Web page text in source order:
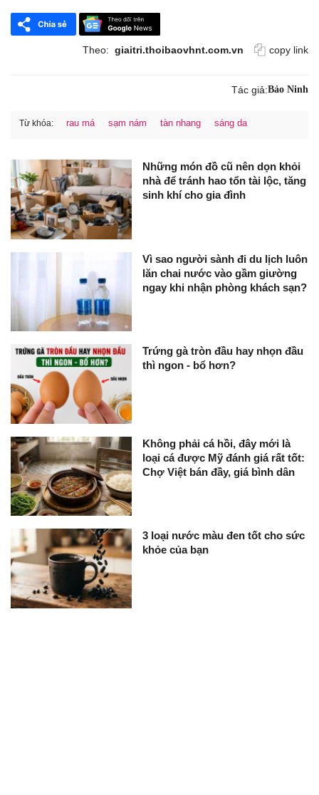
Theo: giaitri.thoibaovhnt.com.vn copy link
Tác giả:Bảo Ninh
Từ khóa: rau má sạm nám tàn nhang sáng da
Những món đồ cũ nên dọn khỏi
nhà để tránh hao tổn tài lộc, tăng
sinh khí cho gia đình
Vì sao người sành đi du lịch luôn
lăn chai nước vào gầm giường
ngay khi nhận phòng khách sạn?
Trứng gà tròn đầu hay nhọn đầu
thì ngon - bổ hơn?
Không phải cá hồi, đây mới là
loại cá được Mỹ đánh giá rất tốt:
Chợ Việt bán đầy, giá bình dân
3 loại nước màu đen tốt cho sức
khỏe của bạn